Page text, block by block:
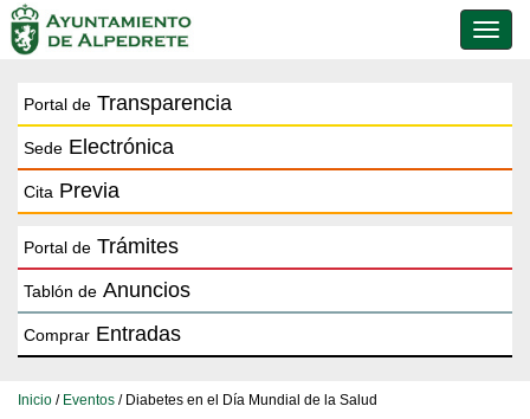
de
Portal de Transparencia
Sede Electrónica
Cita Previa
Portal de Trámites
Tablón de Anuncios
Comprar Entradas
Inicio / Eventos / Diabetes en el Día Mundial de la Salud